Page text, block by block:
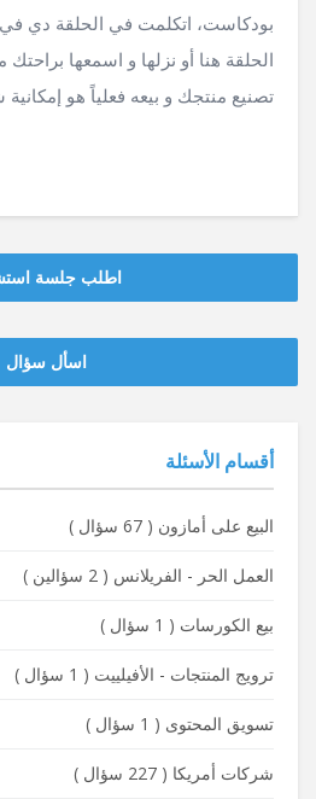
بودكاست، اتكلمت في الحلقة دي في
الحلقة هنا أو نزلها و اسمعها براحتك
تصنيع منتجك و بيعه فعلياً هو
اطلب جلسة
‫‫اسأل سؤال
أقسام الأسئلة
البيع على أمازون ( 67 سؤال )
العمل الحر - الفريلانس ( 2 سؤالين )
بيع الكورسات ( 1 سؤال )
ترويج المنتجات - الأفيلييت ( 1 سؤال )
تسويق المحتوى ( 1 سؤال )
شركات أمريكا ( 227 سؤال )